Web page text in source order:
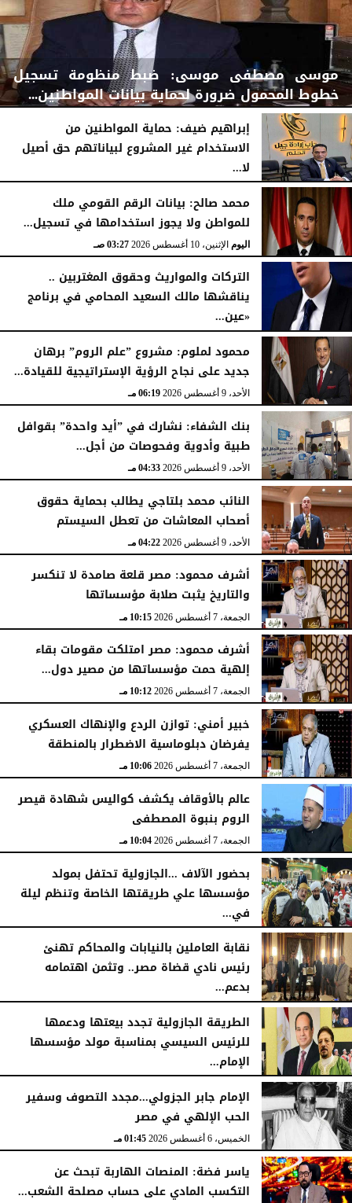
موسى مصطفى موسى: ضبط منظومة تسجيل
خطوط المحمول ضرورة لحماية بيانات المواطنين...
اليومالإثنين، 10 أغسطس 2026
إبراهيم ضيف: حماية المواطنين من
الاستخدام غير المشروع لبياناتهم حق أصيل
لا...
اليومالإثنين، 10 أغسطس 2026
محمد صالح: بيانات الرقم القومي ملك
للمواطن ولا يجوز استخدامها في تسجيل...
اليوم الإثنين، 10 أغسطس 2026 03:27 صـ
التركات والمواريث وحقوق المغتربين ..
يناقشها مالك السعيد المحامي في برنامج
«عين...
الأحد، 9 أغسطس 2026 10:53 مـ
محمود لملوم: مشروع ”علم الروم” برهان
جديد على نجاح الرؤية الإستراتيجية للقيادة...
الأحد، 9 أغسطس 2026 06:19 مـ
بنك الشفاء: نشارك في ”أيد واحدة” بقوافل
طبية وأدوية وفحوصات من أجل...
الأحد، 9 أغسطس 2026 04:33 مـ
النائب محمد بلتاجي يطالب بحماية حقوق
أصحاب المعاشات من تعطل السيستم
الأحد، 9 أغسطس 2026 04:22 مـ
أشرف محمود: مصر قلعة صامدة لا تنكسر
والتاريخ يثبت صلابة مؤسساتها
الجمعة، 7 أغسطس 2026 10:15 مـ
أشرف محمود: مصر امتلكت مقومات بقاء
إلهية حمت مؤسساتها من مصير دول...
الجمعة، 7 أغسطس 2026 10:12 مـ
خبير أمني: توازن الردع والإنهاك العسكري
يفرضان دبلوماسية الاضطرار بالمنطقة
الجمعة، 7 أغسطس 2026 10:06 مـ
عالم بالأوقاف يكشف كواليس شهادة قيصر
الروم بنبوة المصطفى
الجمعة، 7 أغسطس 2026 10:04 مـ
بحضور الآلاف ...الجازولية تحتفل بمولد
مؤسسها علي طريقتها الخاصة وتنظم ليلة
في...
الجمعة، 7 أغسطس 2026
نقابة العاملين بالنيابات والمحاكم تهنئ
رئيس نادي قضاة مصر.. وتثمن اهتمامه
بدعم...
الخميس، 6 أغسطس 2026
الطريقة الجازولية تجدد بيعتها ودعمها
للرئيس السيسي بمناسبة مولد مؤسسها
الإمام...
الخميس، 6 أغسطس 2026
الإمام جابر الجزولي...مجدد التصوف وسفير
الحب الإلهي في مصر
الخميس، 6 أغسطس 2026 01:45 مـ
ياسر فضة: المنصات الهاربة تبحث عن
التكسب المادي على حساب مصلحة الشعب...